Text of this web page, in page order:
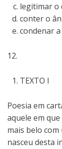
legitimar o
conter o
condenar
12.
TEXTO I
Poesia em
aquele em
mais belo
nasceu desta